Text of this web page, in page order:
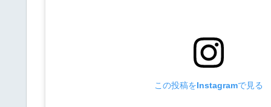
この投稿をInstagramで見る